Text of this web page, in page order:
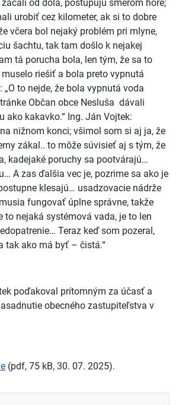
od dola, postupujú smerom hore;
urobiť cez kilometer, ak si to dobre
včera bol nejaký problém pri mlyne,
šachtu, tak tam došlo k nejakej
tá porucha bola, len tým, že sa to
riešiť a bola preto vypnutá
„O to nejde, že bola vypnutá voda
Občan obce Nesluša dávali
ako kakavko.“ Ing. Ján Vojtek:
nižnom konci; všimol som si aj ja, že
zákal.. to môže súvisieť aj s tým, že
kadejaké poruchy sa pootvárajú…
A zas ďalšia vec je, pozrime sa ako je
klesajú… usadzovacie nádrže
fungovať úplne správne, takže
to nejaká systémová vada, je to len
Teraz keď som pozeral,
tak ako má byť – čistá.“
poďakoval prítomným za účasť a
obecného zastupiteľstva v
(pdf, 75 kB, 30. 07. 2025).